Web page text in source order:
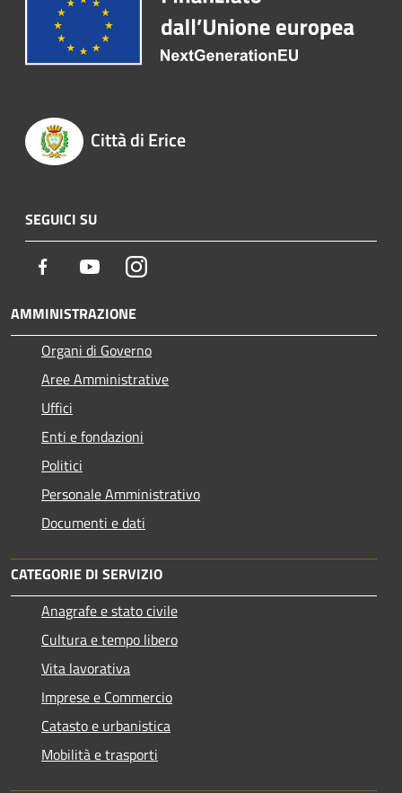
Città di Erice
SEGUICI SU
Facebook YoutubeInstagram
AMMINISTRAZIONE
Organi di Governo
Aree Amministrative
Uffici
Enti e fondazioni
Politici
Personale Amministrativo
Documenti e dati
CATEGORIE DI SERVIZIO
Anagrafe e stato civile
Cultura e tempo libero
Vita lavorativa
Imprese e Commercio
Catasto e urbanistica
Mobilità e trasporti